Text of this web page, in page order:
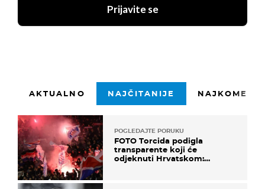
Prijavite se
AKTUALNO NAJČITANIJE
POGLEDAJTE PORUKU
FOTO Torcida podigla
transparente koji će
odjeknuti Hrvatskom: